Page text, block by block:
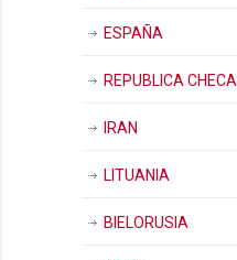
ESPAÑA
REPUBLICA CHECA
IRAN
LITUANIA
BIELORUSIA